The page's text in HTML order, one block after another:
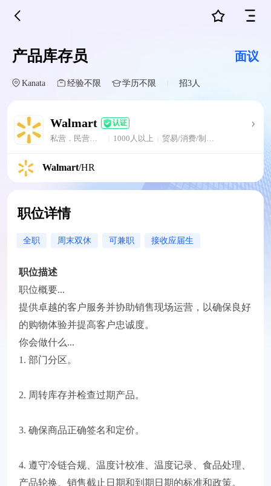
产品库存员 面议
Kanata 经验不限 学历不限 招3人
Walmart 认证
1000人以上
Walmart/HR
职位详情
全职 周末双休 可兼职 接收应届生
职位描述
职位概要...
提供卓越的客户服务并协助销售现场运营，以确保良好
的购物体验并提高客户忠诚度。
你会做什么...
1. 部门分区。
2. 周转库存并检查过期产品。
3. 确保商品正确签名和定价。
4. 遵守冷链合规、温度计校准、温度记录、食品处理、
产品轮换、销售截止日期和到期日期的标准和政策。